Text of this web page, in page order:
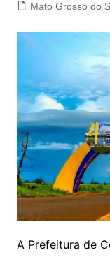
Mato Grosso do
A Prefeitura de